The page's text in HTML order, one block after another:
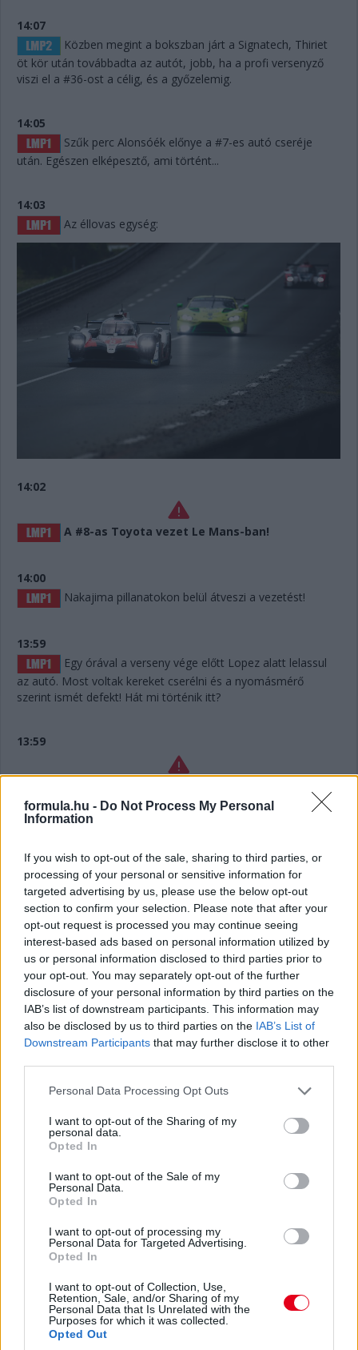
formula.hu - Do Not Process My Personal
Information
If you wish to opt-out of the sale, sharing to third parties, or
processing of your personal or sensitive information for
targeted advertising by us, please use the below opt-out
section to confirm your selection. Please note that after your
opt-out request is processed you may continue seeing
interest-based ads based on personal information utilized by
us or personal information disclosed to third parties prior to
your opt-out. You may separately opt-out of the further
disclosure of your personal information by third parties on the
IAB’s list of downstream participants. This information may
also be disclosed by us to third parties on the IAB’s List of
Downstream Participants that may further disclose it to other
Please note that this website/app uses one or more Google
not limited to your visit or usage behaviour. You may click to
grant or deny consent to Google and its third-party tags to
use your data for below specified purposes in below Google
consent section.
Personal Data Processing Opt Outs
I want to opt-out of the Sharing of my
personal data.
Opted In
I want to opt-out of the Sale of my
Personal Data.
Opted In
I want to opt-out of processing my
Personal Data for Targeted Advertising.
Opted In
I want to opt-out of Collection, Use,
Retention, Sale, and/or Sharing of my
Personal Data that Is Unrelated with the
Purposes for which it was collected.
Opted Out
14:07
Közben megint a bokszban járt a Signatech, Thiriet
öt kör után továbbadta az autót, jobb, ha a profi versenyző
viszi el a #36-ost a célig, és a győzelemig.
14:05
Szűk perc Alonsóék előnye a #7-es autó cseréje
után. Egészen elképesztő, ami történt...
14:03
Az éllovas egység:
14:02
A #8-as Toyota vezet Le Mans-ban!
14:00
Nakajima pillanatokon belül átveszi a vezetést!
13:59
Egy órával a verseny vége előtt Lopez alatt lelassul
az autó. Most voltak kereket cserélni és a nyomásmérő
szerint ismét defekt! Hát mi történik itt?
13:59
Defekt a #7-es Toyotánál, ha jól hallottuk az
üzenetet. De már túl is vannak a kiálláson, belefért.
13:55
Hát nagyjából semennyi! Úgy hat másodperc. Két
kört kell még megtennie Keatingnek a kerékcsere előtt,
Bergmeister addig utol is érheti – és amúgy mintha megint
nem lett volna teljesen tiszta az indulás...
elindult, nézzük, mennyi előnye marad...
Éles csata a 7-8. helyen: az egy szem élő Corvette-tel
Garcia kergeti Plát a Fordban.
Közben már csak 37,5 másodperc Bergmeister lemaradása...
ÉS ITT AZ ÚJABB DRÁMA! Keating stop&go
büntetést kap, mert kipörgette a kerekét a bokszban! A